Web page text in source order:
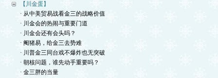
【川金蛋】
· 从中美贸易战看金三的战略价值
· 川金会的热闹与重要门道
· 川金会还有会头吗？
· 阉猪易，给金三去势难
· 川普金三同台戏不爆炸也无突破
· 朝核问题，谁先动手重要吗？
· 金三胖的当量